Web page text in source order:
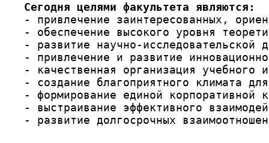
Сегодня целями факультета являются:
- привлечение заинтересованных,
- обеспечение высокого уровня
- развитие научно-исследовательской
- привлечение и развитие
- качественная организация учебного
- создание благоприятного климата
- формирование единой корпоративной
- выстраивание эффективного
- развитие долгосрочных